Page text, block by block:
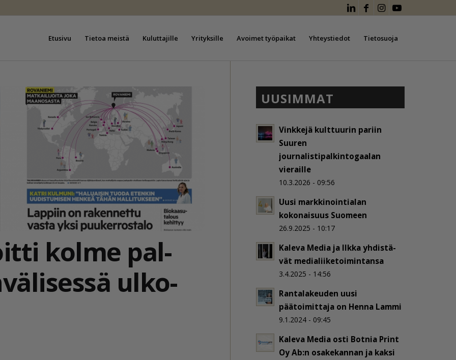
Etusivu Tietoa meistä Kuluttajille Yrityksille Avoimet työpaikat Yhteystiedot Tietosuoja
kolme pal­
ul­ko­
UUSIMMAT
Vinkkejä kulttuurin pariin
Suuren
journalistipalkintogaalan
vieraille
10.3.2026 - 09:56
Uusi markkinointialan
kokonaisuus Suomeen
26.9.2025 - 10:17
Kaleva Media ja Ilkka yh­dis­tä­
vät me­dia­lii­ke­toi­min­tan­sa
3.4.2025 - 14:56
Rantalakeuden uusi
päätoimittaja on Henna Lammi
9.1.2024 - 09:45
Kaleva Media osti Botnia Print
Oy Ab:n osakekannan ja kaksi